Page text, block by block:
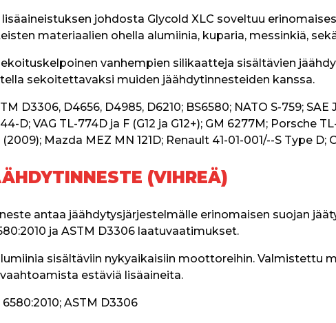
johdosta Glycold XLC soveltuu
materiaalien ohella alumiinia, kuparia, messinkiä,
vanhempien silikaatteja sisältävien
sekoitettavaksi muiden jäähdytinnesteiden kanssa.
D3306, D4656, D4985, D6210; BS6580; NATO S-759;
D; VAG TL-774D ja F (G12 ja G12+); GM 6277M; Porsche
Mazda MEZ MN 121D; Renault 41-01-001/--S Type D;
(VIHREÄ)
antaa jäähdytysjärjestelmälle erinomaisen suojan
ja ASTM D3306 laatuvaatimukset.
sisältäviin nykyaikaisiin moottoreihin. Valmistettu
estäviä lisäaineita.
ASTM D3306